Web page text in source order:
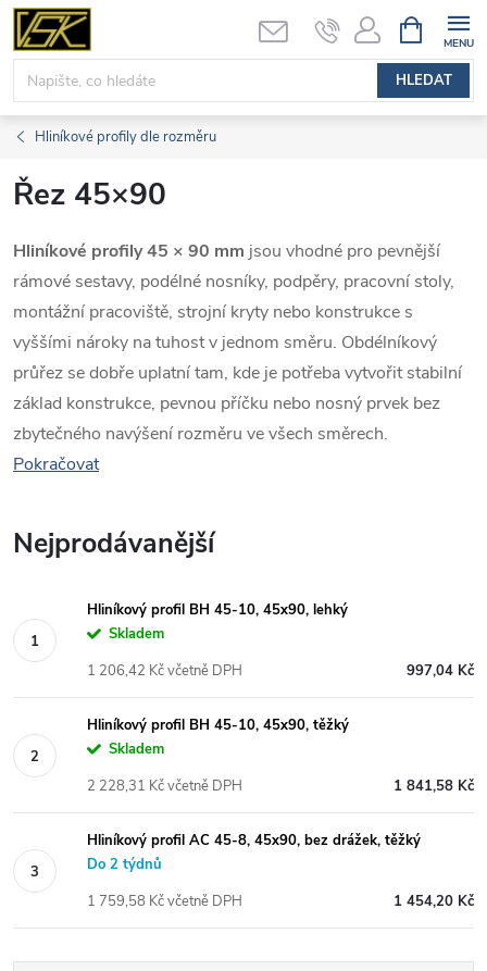
Přejít
obsah
HLEDAT
NÁKUPNÍ
KOŠÍK
Hliníkové profily dle rozměru
Řez 45×90
Hliníkové profily 45 × 90 mm jsou vhodné pro pevnější
rámové sestavy, podélné nosníky, podpěry, pracovní stoly,
montážní pracoviště, strojní kryty nebo konstrukce s
vyššími nároky na tuhost v jednom směru. Obdélníkový
průřez se dobře uplatní tam, kde je potřeba vytvořit stabilní
základ konstrukce, pevnou příčku nebo nosný prvek bez
zbytečného navýšení rozměru ve všech směrech.
Pokračovat
Nejprodávanější
Hliníkový profil BH 45-10, 45x90, lehký
Skladem
997,04 Kč
1 206,42 Kč včetně DPH
Hliníkový profil BH 45-10, 45x90, těžký
Skladem
1 841,58 Kč
2 228,31 Kč včetně DPH
Hliníkový profil AC 45-8, 45x90, bez drážek, těžký
Do 2 týdnů
1 454,20 Kč
1 759,58 Kč včetně DPH